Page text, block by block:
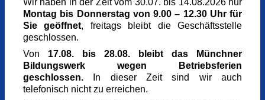
Plievierpark 13
81737 München
Kursgebühr
0,00 €
Kursgebühr
0,00 €
Referent_in
Wir haben in der Zeit vom 30.07. bis 14.08.2026 nur
Montag bis Donnerstag von 9.00 – 12.30 Uhr für
Sie geöffnet, freitags bleibt die Geschäftsstelle
geschlossen.
Von 17.08. bis 28.08. bleibt das Münchner
Bildungswerk wegen Betriebsferien
geschlossen. In dieser Zeit sind wir auch
telefonisch nicht zu erreichen.